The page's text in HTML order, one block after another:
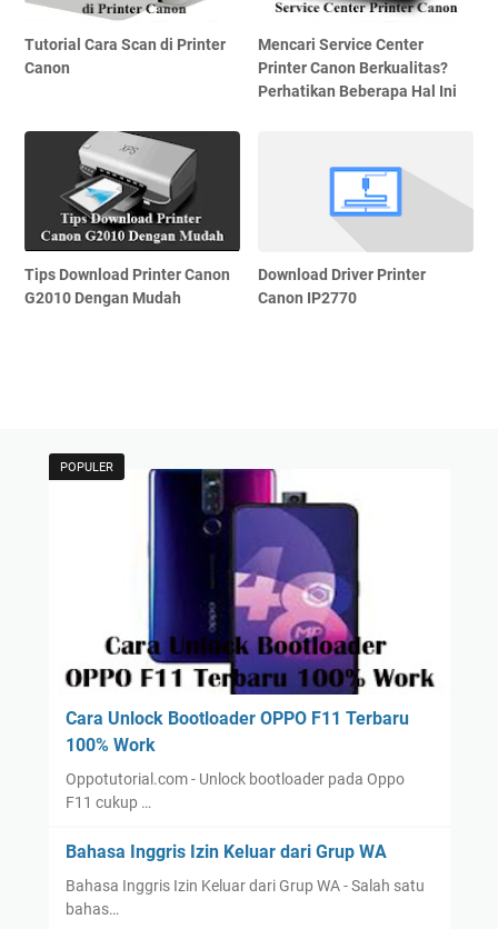
Tutorial Cara Scan di Printer
Canon
Mencari Service Center
Printer Canon Berkualitas?
Perhatikan Beberapa Hal Ini
Tips Download Printer Canon
G2010 Dengan Mudah
Download Driver Printer
Canon IP2770
POPULER
Cara Unlock Bootloader OPPO F11 Terbaru
100% Work
Oppotutorial.com - Unlock bootloader pada Oppo
F11 cukup …
Bahasa Inggris Izin Keluar dari Grup WA
Bahasa Inggris Izin Keluar dari Grup WA - Salah satu
bahas…